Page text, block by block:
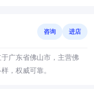
咨询 进店
广东省佛山市，主营佛
，权威可靠。